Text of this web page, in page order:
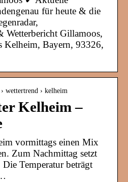
für heute & die
Wetterbericht Gillamoos,
Kelheim, Bayern, 93326,
wettertrend › kelheim
Kelheim –
vormittags einen Mix
Zum Nachmittag setzt
Temperatur beträgt